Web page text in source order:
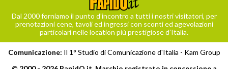
Dal 2000 forniamo il punto d’incontro a tutti i nostri visitatori, per
prenotazioni cene, tavoli ed ingressi con sconti ed agevolazioni
particolari nelle location più prestigiose d’Italia.
Comunicazione: Il 1° Studio di Comunicazione d'Italia - Kam Group